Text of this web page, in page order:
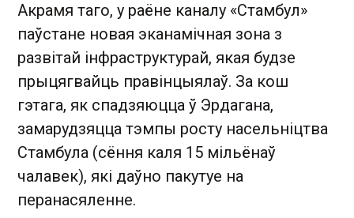
Акрамя таго, у раёне каналу «Стамбул»
паўстане новая эканамічная зона з
развітай інфраструктурай, якая будзе
прыцягвайць правінцыялаў. За кош
гэтага, як спадзяюцца ў Эрдагана,
замарудзяцца тэмпы росту насельніцтва
Стамбула (сёння каля 15 мільёнаў
чалавек), які даўно пакутуе на
перанасяленне.